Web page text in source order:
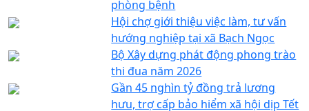
phòng bệnh
Hội chợ giới thiệu việc làm, tư vấn
hướng nghiệp tại xã Bạch Ngọc
Bộ Xây dựng phát động phong trào
thi đua năm 2026
Gần 45 nghìn tỷ đồng trả lương
hưu, trợ cấp bảo hiểm xã hội dịp Tết